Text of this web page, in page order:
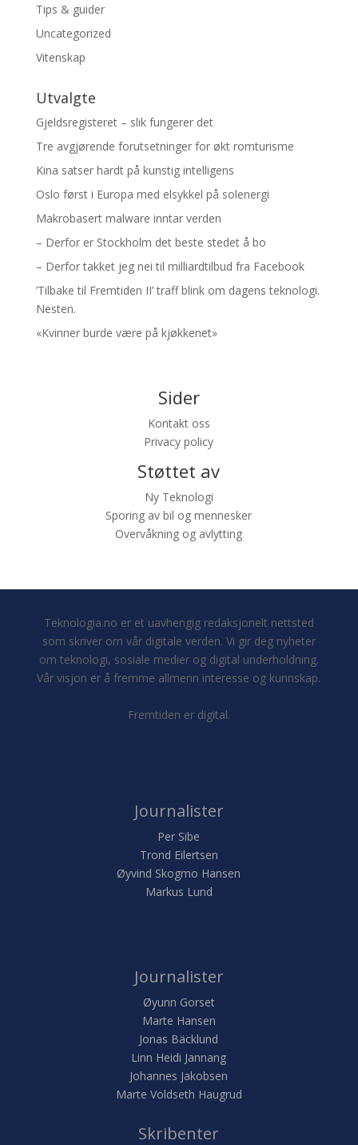
Tips & guider
Uncategorized
Vitenskap
Utvalgte
Gjeldsregisteret – slik fungerer det
Tre avgjørende forutsetninger for økt romturisme
Kina satser hardt på kunstig intelligens
Oslo først i Europa med elsykkel på solenergi
Makrobasert malware inntar verden
– Derfor er Stockholm det beste stedet å bo
– Derfor takket jeg nei til milliardtilbud fra Facebook
’Tilbake til Fremtiden II’ traff blink om dagens teknologi.
Nesten.
«Kvinner burde være på kjøkkenet»
Sider
Kontakt oss
Privacy policy
Støttet av
Ny Teknologi
Sporing av bil og mennesker
Overvåkning og avlytting
Teknologia.no er et uavhengig redaksjonelt nettsted
som skriver om vår digitale verden. Vi gir deg nyheter
om teknologi, sosiale medier og digital underholdning.
Vår visjon er å fremme allmenn interesse og kunnskap.
Fremtiden er digital.
Journalister
Per Sibe
Trond Eilertsen
Øyvind Skogmo Hansen
Markus Lund
Journalister
Øyunn Gorset
Marte Hansen
Jonas Bäcklund
Linn Heidi Jannang
Johannes Jakobsen
Marte Voldseth Haugrud
Skribenter